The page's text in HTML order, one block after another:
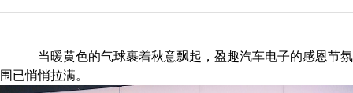
当暖黄色的气球裹着秋意飘起，盈趣汽车电子的感恩节氛
围已悄悄拉满。